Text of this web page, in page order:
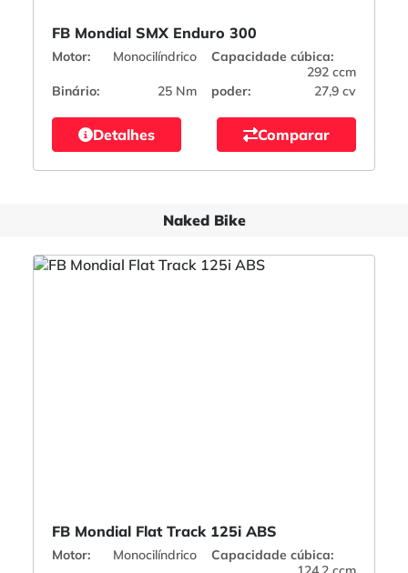
FB Mondial SMX Enduro 300
Motor: Monocilíndrico
Capacidade cúbica:
292 ccm
Binário:
25 Nm poder: 27,9 cv
Detalhes Comparar
Naked Bike
FB Mondial Flat Track 125i ABS
Motor: Monocilíndrico
Capacidade cúbica: